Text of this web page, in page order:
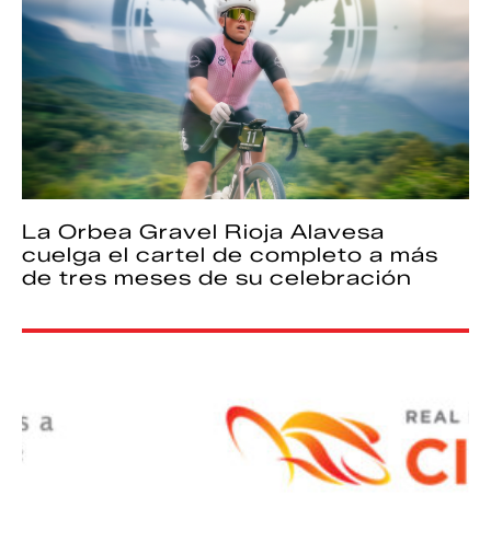
La Orbea Gravel Rioja Alavesa
cuelga el cartel de completo a más
de tres meses de su celebración